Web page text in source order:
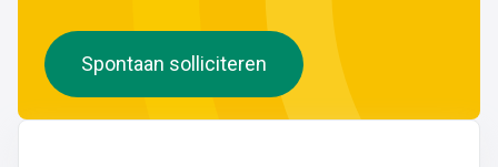
Spontaan solliciteren